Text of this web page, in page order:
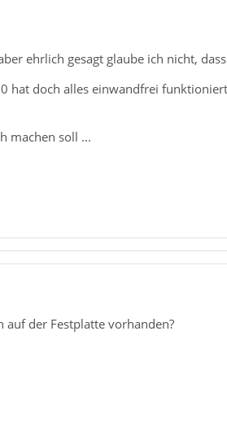
ehrlich gesagt glaube ich nicht,
hat doch alles einwandfrei
machen soll ...
auf der Festplatte vorhanden?